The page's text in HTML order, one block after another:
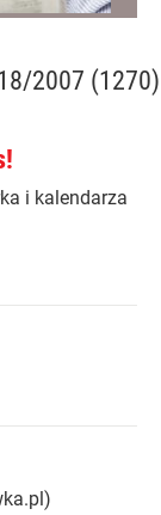
2007 (1270)
i kalendarza